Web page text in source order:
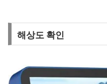
해상도 확인